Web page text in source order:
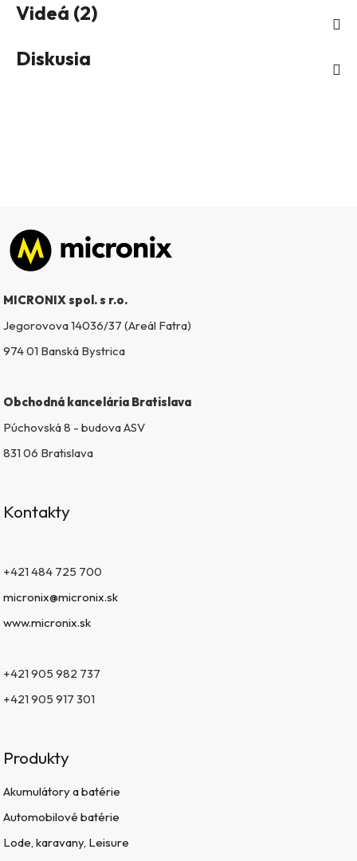
Videá (2)
Diskusia
Zápätie
MICRONIX spol. s r.o.
Jegorovova 14036/37 (Areál Fatra)
974 01 Banská Bystrica
Obchodná kancelária Bratislava
Púchovská 8 - budova ASV
831 06 Bratislava
Kontakty
+421 484 725 700
micronix@micronix.sk
www.micronix.sk
+421 905 982 737
+421 905 917 301
Produkty
Akumulátory a batérie
Automobilové batérie
Lode, karavany, Leisure